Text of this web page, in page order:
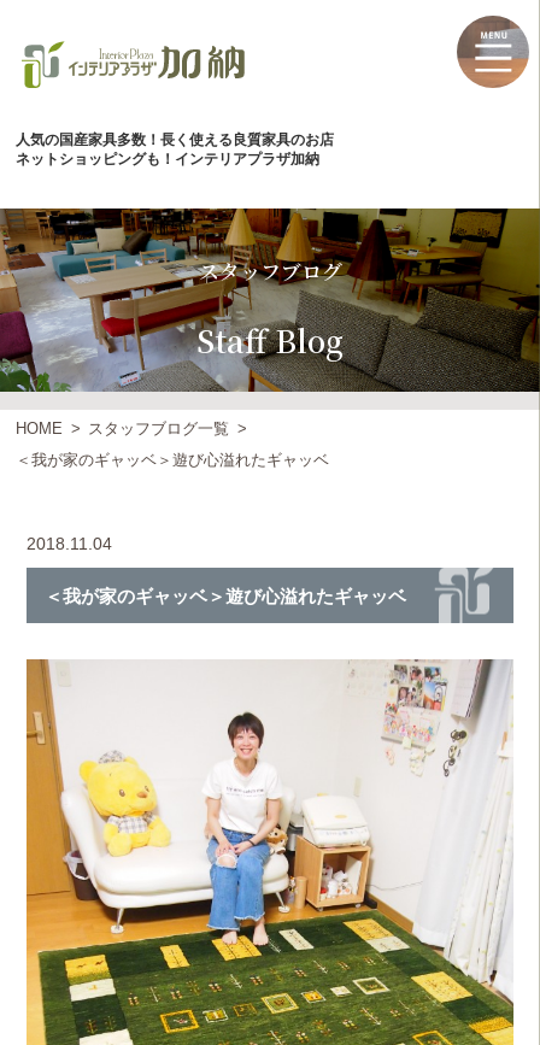
人気の国産家具多数！長く使える良質家具のお店
ネットショッピングも！インテリアプラザ加納
スタッフブログ
Staff Blog
HOME
スタッフブログ一覧
＜我が家のギャッベ＞遊び心溢れたギャッベ
2018.11.04
＜我が家のギャッベ＞遊び心溢れたギャッベ